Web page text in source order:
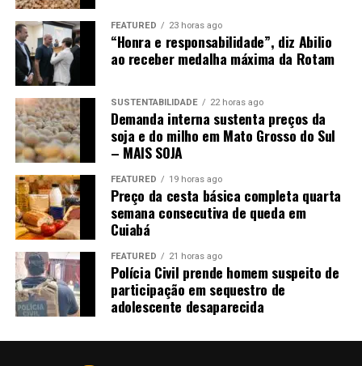
A falta de trabalhadores também acompanha o ritmo de
crescimento. A estimativa é de que Mato Grosso precise
de mais de 260 mil pessoas para o mercado de trabalho
nos próximos dez anos. Programas de qualificação são
desenvolvidos com o governo estadual e prefeituras,
além de ações para formação técnica de estudantes do
ensino médio.
“Temos um trabalho muito forte para ser feito. É um
estado que cada vez cresce mais rápido e precisamos
acelerar isso também”, destaca Rangel. Para ele, a
qualificação precisa avançar junto com a indústria para
evitar que a falta de trabalhadores limite novos
investimentos.
A indústria também precisa acompanhar a evolução
FEATURED 23 horas ago
“Honra e responsabilidade”, diz Abilio
ao receber medalha máxima da Rotam
SUSTENTABILIDADE 22 horas ago
Demanda interna sustenta preços da
soja e do milho em Mato Grosso do Sul
– MAIS SOJA
FEATURED 19 horas ago
Preço da cesta básica completa quarta
semana consecutiva de queda em
Cuiabá
FEATURED 21 horas ago
Polícia Civil prende homem suspeito de
participação em sequestro de
adolescente desaparecida